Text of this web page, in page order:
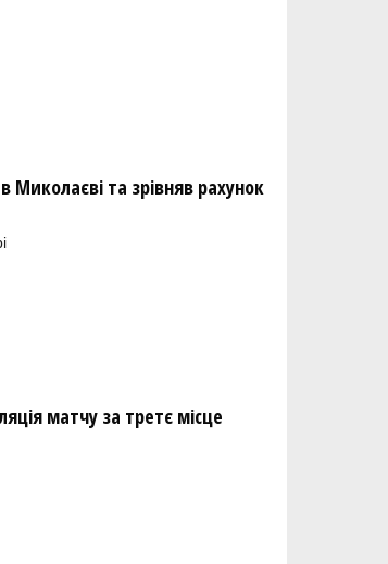
Миколаєві та зрівняв рахунок
матчу за третє місце